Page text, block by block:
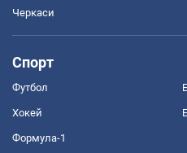
Черкаси
Спорт
Футбол
Хокей
Формула-1